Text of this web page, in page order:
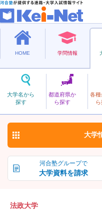
HOME 学問情報
大学名から
探す
都道府県か
ら探す
各種
私立
ほうせい
法政大学
河合塾グループで
大学資料を請求
大学
法政大学